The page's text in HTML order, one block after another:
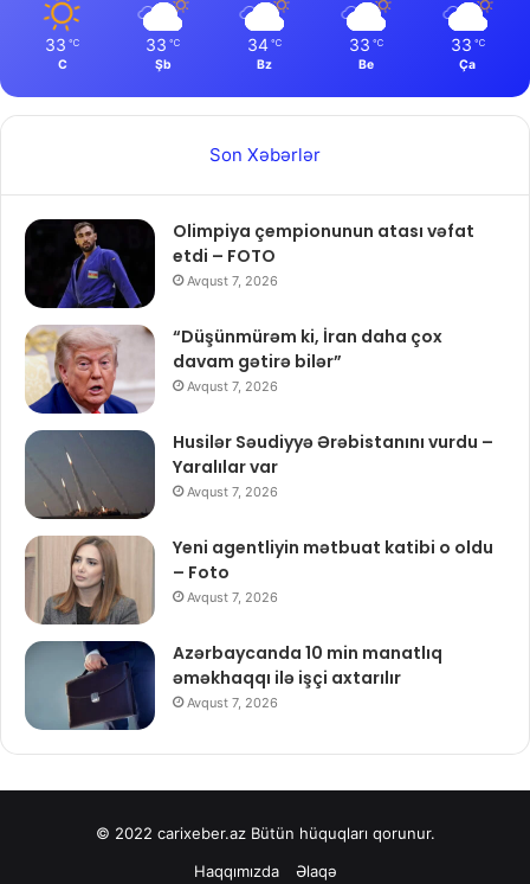
33 ℃
C
33 ℃
Şb
34 ℃
Bz
33 ℃
Be
33 ℃
Ça
Son Xəbərlər
Olimpiya çempionunun atası vəfat
etdi – FOTO
Avqust 7, 2026
“Düşünmürəm ki, İran daha çox
davam gətirə bilər”
Avqust 7, 2026
Husilər Səudiyyə Ərəbistanını vurdu –
Yaralılar var
Avqust 7, 2026
Yeni agentliyin mətbuat katibi o oldu
– Foto
Avqust 7, 2026
Azərbaycanda 10 min manatlıq
əməkhaqqı ilə işçi axtarılır
Avqust 7, 2026
© 2022 carixeber.azBütün hüquqları qorunur.
Haqqımızda
Əlaqə